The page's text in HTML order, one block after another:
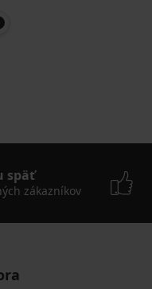
späť
zákazníkov